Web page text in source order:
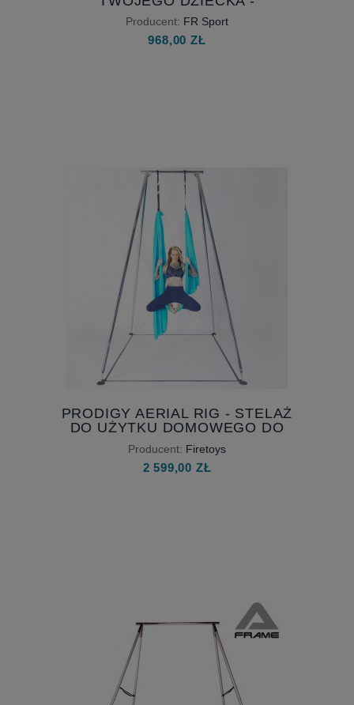
MULTISENSORYCZNY HAMAK
DLA ROZWOJU TWOJEGO
DZIECKA
Producent: FR Sport
968,00 ZŁ
PRODIGY AERIAL RIG - STELAŻ
DO UŻYTKU DOMOWEGO DO
ĆWICZEŃ STATYCZNYCH
Producent: Firetoys
2 599,00 ZŁ